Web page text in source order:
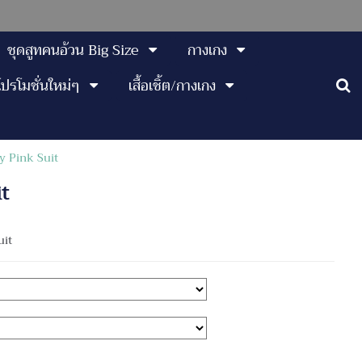
ชุดสูทคนอ้วน Big Size
กางเกง
รโมชั่นใหม่ๆ
เสื้อเชิ้ต/กางเกง
Pink Suit